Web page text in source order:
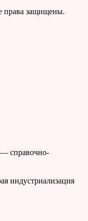
права защищены.
— справочно-
индустриализация